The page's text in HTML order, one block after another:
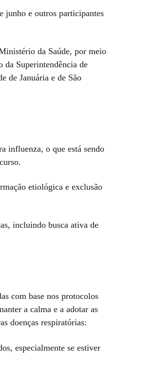
junho e outros participantes
da Saúde, por meio
da Superintendência de
de Januária e de São
influenza, o que está sendo
etiológica e exclusão
incluindo busca ativa de
com base nos protocolos
a calma e a adotar as
doenças respiratórias:
especialmente se estiver